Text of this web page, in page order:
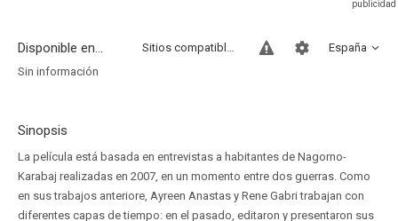
Disponible en... España
Sitios compatibles
Sin información
Sinopsis
La película está basada en entrevistas a habitantes de Nagorno-
Karabaj realizadas en 2007, en un momento entre dos guerras. Como
en sus trabajos anteriore, Ayreen Anastas y Rene Gabri trabajan con
diferentes capas de tiempo: en el pasado, editaron y presentaron sus